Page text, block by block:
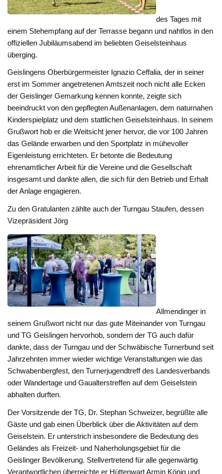
des Tages mit
einem Stehempfang auf der Terrasse begann und nahtlos in den
offiziellen Jubiläumsabend im beliebten Geiselsteinhaus
überging.
Geislingens Oberbürgermeister Ignazio Ceffalia, der in seiner
erst im Sommer angetretenen Amtszeit noch nicht alle Ecken
der Geislinger Gemarkung kennen konnte, zeigte sich
beeindruckt von den gepflegten Außenanlagen, dem naturnahen
Kinderspielplatz und dem stattlichen Geiselsteinhaus. In seinem
Grußwort hob er die Weitsicht jener hervor, die vor 100 Jahren
das Gelände erwarben und den Sportplatz in mühevoller
Eigenleistung errichteten. Er betonte die Bedeutung
ehrenamtlicher Arbeit für die Vereine und die Gesellschaft
insgesamt und dankte allen, die sich für den Betrieb und Erhalt
der Anlage engagieren.
Zu den Gratulanten zählte auch der Turngau Staufen, dessen
Vizepräsident Jörg
Allmendinger in
seinem Grußwort nicht nur das gute Miteinander von Turngau
und TG Geislingen hervorhob, sondern der TG auch dafür
dankte, dass der Turngau und der Schwäbische Turnerbund seit
Jahrzehnten immer wieder wichtige Veranstaltungen wie das
Schwabenbergfest, den Turnerjugendtreff des Landesverbands
oder Wandertage und Gaualterstreffen auf dem Geiselstein
abhalten durften.
Der Vorsitzende der TG, Dr. Stephan Schweizer, begrüßte alle
Gäste und gab einen Überblick über die Aktivitäten auf dem
Geiselstein. Er unterstrich insbesondere die Bedeutung des
Geländes als Freizeit- und Naherholungsgebiet für die
Geislinger Bevölkerung. Stellvertretend für alle gegenwärtig
Verantwortlichen überreichte er Hüttenwart Armin König und